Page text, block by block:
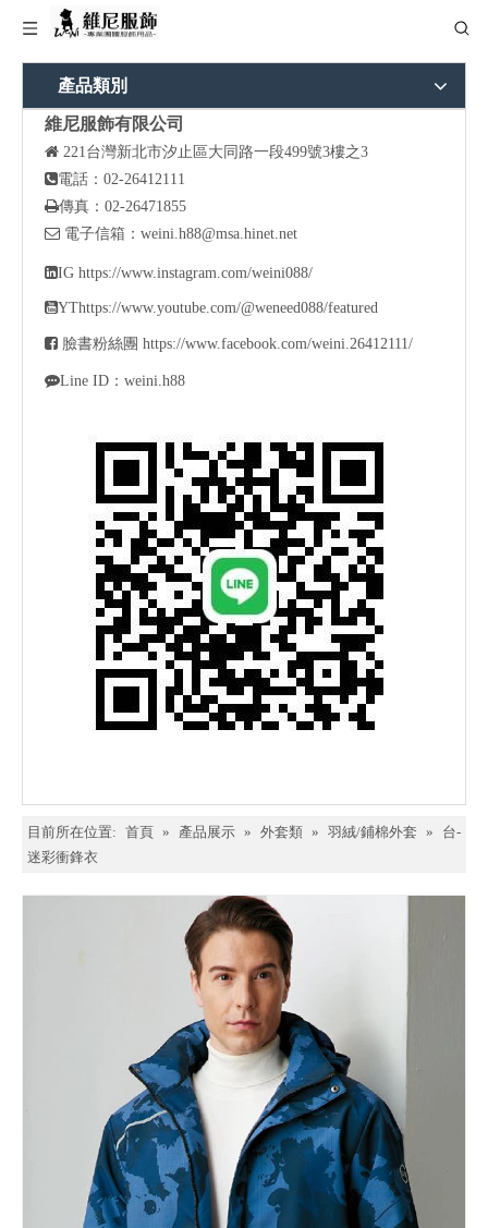
產品類別
維尼服飾有限公司
 221台灣新北市汐止區大同路一段499號3樓之3
電話：02-26412111
傳真：02-26471855
 電子信箱： weini.h88@msa.hinet.net
IG https://www.instagram.com/weini088/
YThttps://www.youtube.com/@weneed088/featured
 臉書粉絲團 https://www.facebook.com/weini.26412111/
Line ID：weini.h88
目前所在位置: 首頁 » 產品展示 » 外套類 » 羽絨/鋪棉外套 »
台-
迷彩衝鋒衣